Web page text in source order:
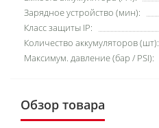
Зарядное устройство (мин):
Класс защиты IP:
Количество аккумуляторов (шт):
Максимум. давление (бар / PSI):
Обзор товара